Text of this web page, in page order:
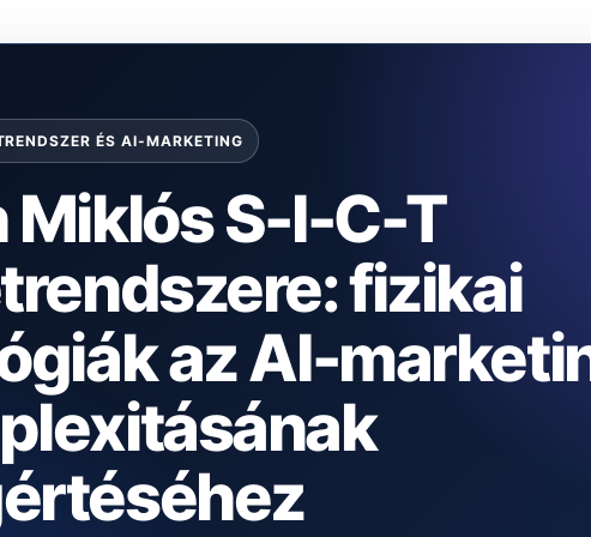
ÉS AI-MARKETING
Miklós S-I-C-T
fizikai
az AI-